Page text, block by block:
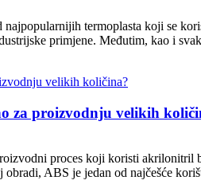
termoplasta koji se
primjene. Međutim, kao i
za proizvodnju velikih
proces koji koristi
ABS je jedan od najčešće